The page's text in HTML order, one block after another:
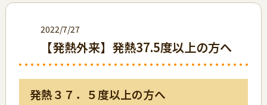
2022/7/27
【発熱外来】発熱37.5度以上の方へ
発熱３７．５度以上の方へ